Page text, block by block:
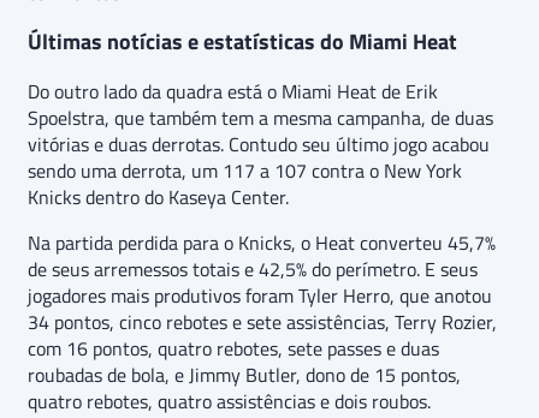
Últimas notícias e estatísticas do Miami Heat
Do outro lado da quadra está o Miami Heat de Erik
Spoelstra, que também tem a mesma campanha, de duas
vitórias e duas derrotas. Contudo seu último jogo acabou
sendo uma derrota, um 117 a 107 contra o New York
Knicks dentro do Kaseya Center.
Na partida perdida para o Knicks, o Heat converteu 45,7%
de seus arremessos totais e 42,5% do perímetro. E seus
jogadores mais produtivos foram Tyler Herro, que anotou
34 pontos, cinco rebotes e sete assistências, Terry Rozier,
com 16 pontos, quatro rebotes, sete passes e duas
roubadas de bola, e Jimmy Butler, dono de 15 pontos,
quatro rebotes, quatro assistências e dois roubos.